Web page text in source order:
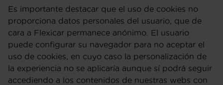
Es importante destacar que el uso de cookies no
proporciona datos personales del usuario, que de
cara a Flexicar permanece anónimo. El usuario
puede configurar su navegador para no aceptar el
uso de cookies, en cuyo caso la personalización de
la experiencia no se aplicaría aunque sí podrá seguir
accediendo a los contenidos de nuestras webs con